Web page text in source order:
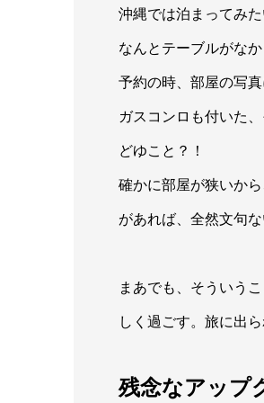
沖縄では泊まってみ
なんとテーブルがなか
予約の時、部屋の写
ガスコンロも付いた
どゆこと？！
確かに部屋が狭いか
があれば、全然文句な
まあでも、そういう
しく過ごす。旅に出
残念なアップ